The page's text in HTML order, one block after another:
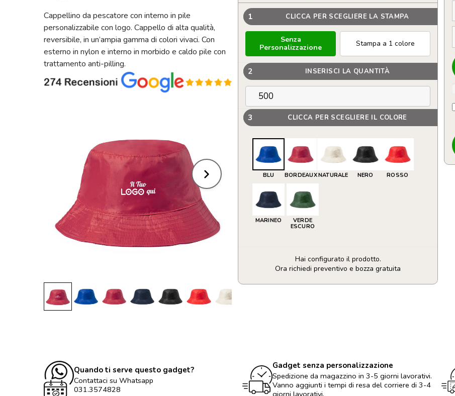
Cappellino da pescatore con interno in pile
personalizzabile con logo. Cappello di alta qualità,
reversibile, in un’ampia gamma di colori vivaci. Con
esterno in nylon e interno in morbido e caldo pile con
trattamento anti-pilling.
1 CLICCA PER SCEGLIERE LA STAMPA
Senza
Personalizzazione
Stampa a 1 colore
2 INSERISCI LA QUANTITÀ
3 CLICCA PER SCEGLIERE IL COLORE
BLU BORDEAUXNATURALE NERO ROSSO
MARINEO
VERDE
ESCURO
Hai configurato il prodotto.
Ora richiedi preventivo e bozza gratuita
Cappellino
logo
quantità
Quando ti serve questo gadget?
Contattaci su Whatsapp
031.3574828
Gadget senza personalizzazione
Spedizione da magazzino in 3-5 giorni lavorativi.
Vanno aggiunti i tempi di resa del corriere di 3-4